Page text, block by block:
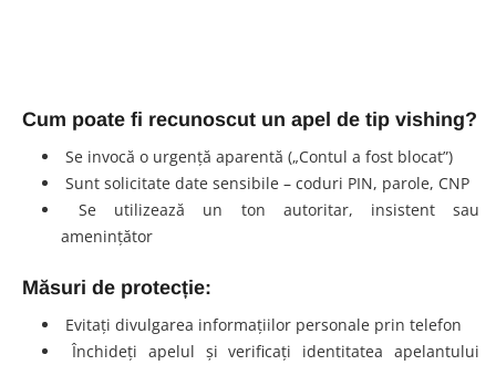
Cum poate fi recunoscut un apel de tip vishing?
Se invocă o urgență aparentă („Contul a fost blocat”)
Sunt solicitate date sensibile – coduri PIN, parole, CNP
Se utilizează un ton autoritar, insistent sau
amenințător
Măsuri de protecție:
Evitați divulgarea informațiilor personale prin telefon
Închideți apelul și verificați identitatea apelantului